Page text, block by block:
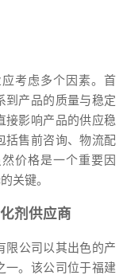
考虑多个因素。首
到产品的质量与稳定
接影响产品的供应稳
括售前咨询、物流配
价格是一个重要因
关键。
剂供应商
限公司以其出色的产
一。该公司位于福建